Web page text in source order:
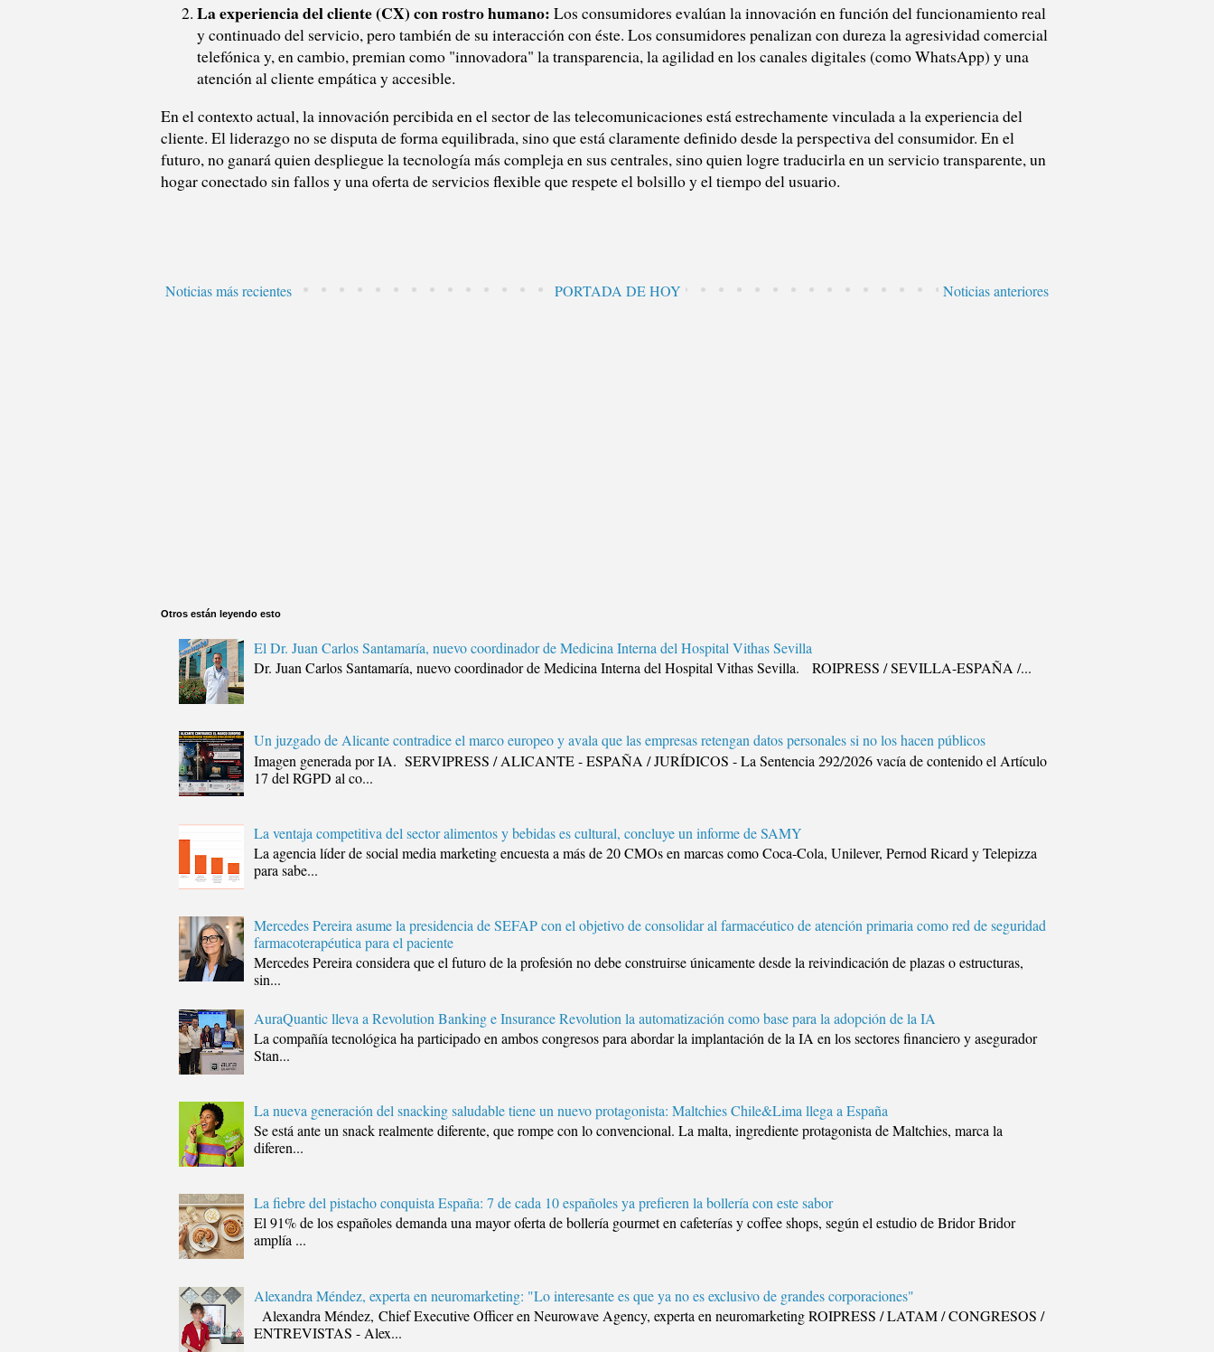
La experiencia del cliente (CX) con rostro humano: Los consumidores evalúan la innovación en función del funcionamiento real
y continuado del servicio, pero también de su interacción con éste. Los consumidores penalizan con dureza la agresividad comercial
telefónica y, en cambio, premian como "innovadora" la transparencia, la agilidad en los canales digitales (como WhatsApp) y una
atención al cliente empática y accesible.
En el contexto actual, la innovación percibida en el sector de las telecomunicaciones está estrechamente vinculada a la experiencia del
cliente. El liderazgo no se disputa de forma equilibrada, sino que está claramente definido desde la perspectiva del consumidor. En el
futuro, no ganará quien despliegue la tecnología más compleja en sus centrales, sino quien logre traducirla en un servicio transparente, un
hogar conectado sin fallos y una oferta de servicios flexible que respete el bolsillo y el tiempo del usuario.
Noticias más recientes Noticias anteriores
PORTADA DE HOY
Otros están leyendo esto
El Dr. Juan Carlos Santamaría, nuevo coordinador de Medicina Interna del Hospital Vithas Sevilla
Dr. Juan Carlos Santamaría, nuevo coordinador de Medicina Interna del Hospital Vithas Sevilla. ROIPRESS / SEVILLA-ESPAÑA /...
Un juzgado de Alicante contradice el marco europeo y avala que las empresas retengan datos personales si no los hacen públicos
Imagen generada por IA. SERVIPRESS / ALICANTE - ESPAÑA / JURÍDICOS - La Sentencia 292/2026 vacía de contenido el Artículo
17 del RGPD al co...
La ventaja competitiva del sector alimentos y bebidas es cultural, concluye un informe de SAMY
La agencia líder de social media marketing encuesta a más de 20 CMOs en marcas como Coca-Cola, Unilever, Pernod Ricard y Telepizza
para sabe...
Mercedes Pereira asume la presidencia de SEFAP con el objetivo de consolidar al farmacéutico de atención primaria como red de seguridad
farmacoterapéutica para el paciente
Mercedes Pereira considera que el futuro de la profesión no debe construirse únicamente desde la reivindicación de plazas o estructuras,
sin...
AuraQuantic lleva a Revolution Banking e Insurance Revolution la automatización como base para la adopción de la IA
La compañía tecnológica ha participado en ambos congresos para abordar la implantación de la IA en los sectores financiero y asegurador
Stan...
La nueva generación del snacking saludable tiene un nuevo protagonista: Maltchies Chile&Lima llega a España
Se está ante un snack realmente diferente, que rompe con lo convencional. La malta, ingrediente protagonista de Maltchies, marca la
diferen...
La fiebre del pistacho conquista España: 7 de cada 10 españoles ya prefieren la bollería con este sabor
El 91% de los españoles demanda una mayor oferta de bollería gourmet en cafeterías y coffee shops, según el estudio de Bridor Bridor
amplía ...
Alexandra Méndez, experta en neuromarketing: "Lo interesante es que ya no es exclusivo de grandes corporaciones"
Alexandra Méndez, Chief Executive Officer en Neurowave Agency, experta en neuromarketing ROIPRESS / LATAM / CONGRESOS /
ENTREVISTAS - Alex...